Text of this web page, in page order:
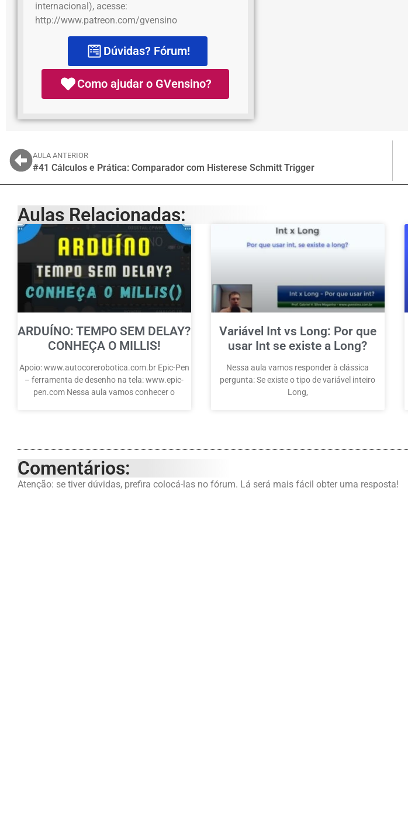
internacional), acesse:
http://www.patreon.com/gvensino
Dúvidas? Fórum!
Como ajudar o GVensino?
AULA ANTERIOR
#41 Cálculos e Prática: Comparador com Histerese Schmitt Trigger
Aulas Relacionadas:
ARDUÍNO: TEMPO SEM DELAY?
CONHEÇA O MILLIS!
Apoio: www.autocorerobotica.com.br Epic-Pen
– ferramenta de desenho na tela: www.epic-
pen.com Nessa aula vamos conhecer o
Variável Int vs Long: Por que
usar Int se existe a Long?
Nessa aula vamos responder à clássica
pergunta: Se existe o tipo de variável inteiro
Long,
Comentários:
Atenção: se tiver dúvidas, prefira colocá-las no fórum. Lá será mais fácil obter uma resposta!